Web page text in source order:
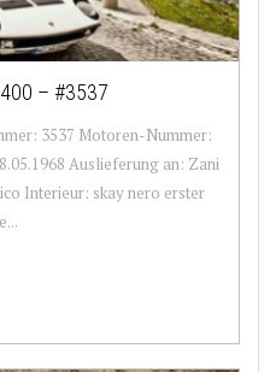
– #3537
3537 Motoren-Nummer:
Auslieferung an: Zani
Interieur: skay nero erster